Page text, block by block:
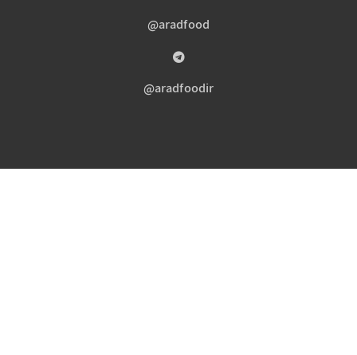
aradfood@
aradfoodir@